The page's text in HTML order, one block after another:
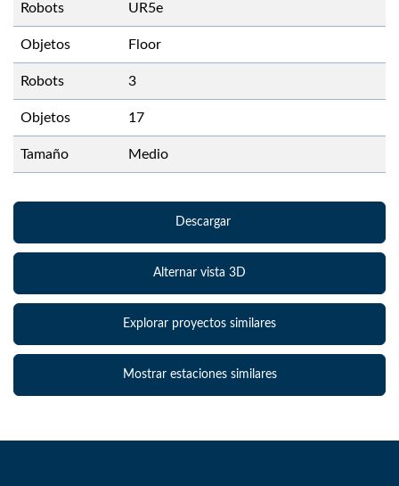
Robots UR5e
Objetos Floor
Robots 3
Objetos 17
Tamaño Medio
Descargar
Alternar vista 3D
Explorar proyectos similares
Mostrar estaciones similares